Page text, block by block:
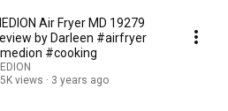
Air Fryer MD 19279
by Darleen #airfryer
#cooking
views
3 years ago